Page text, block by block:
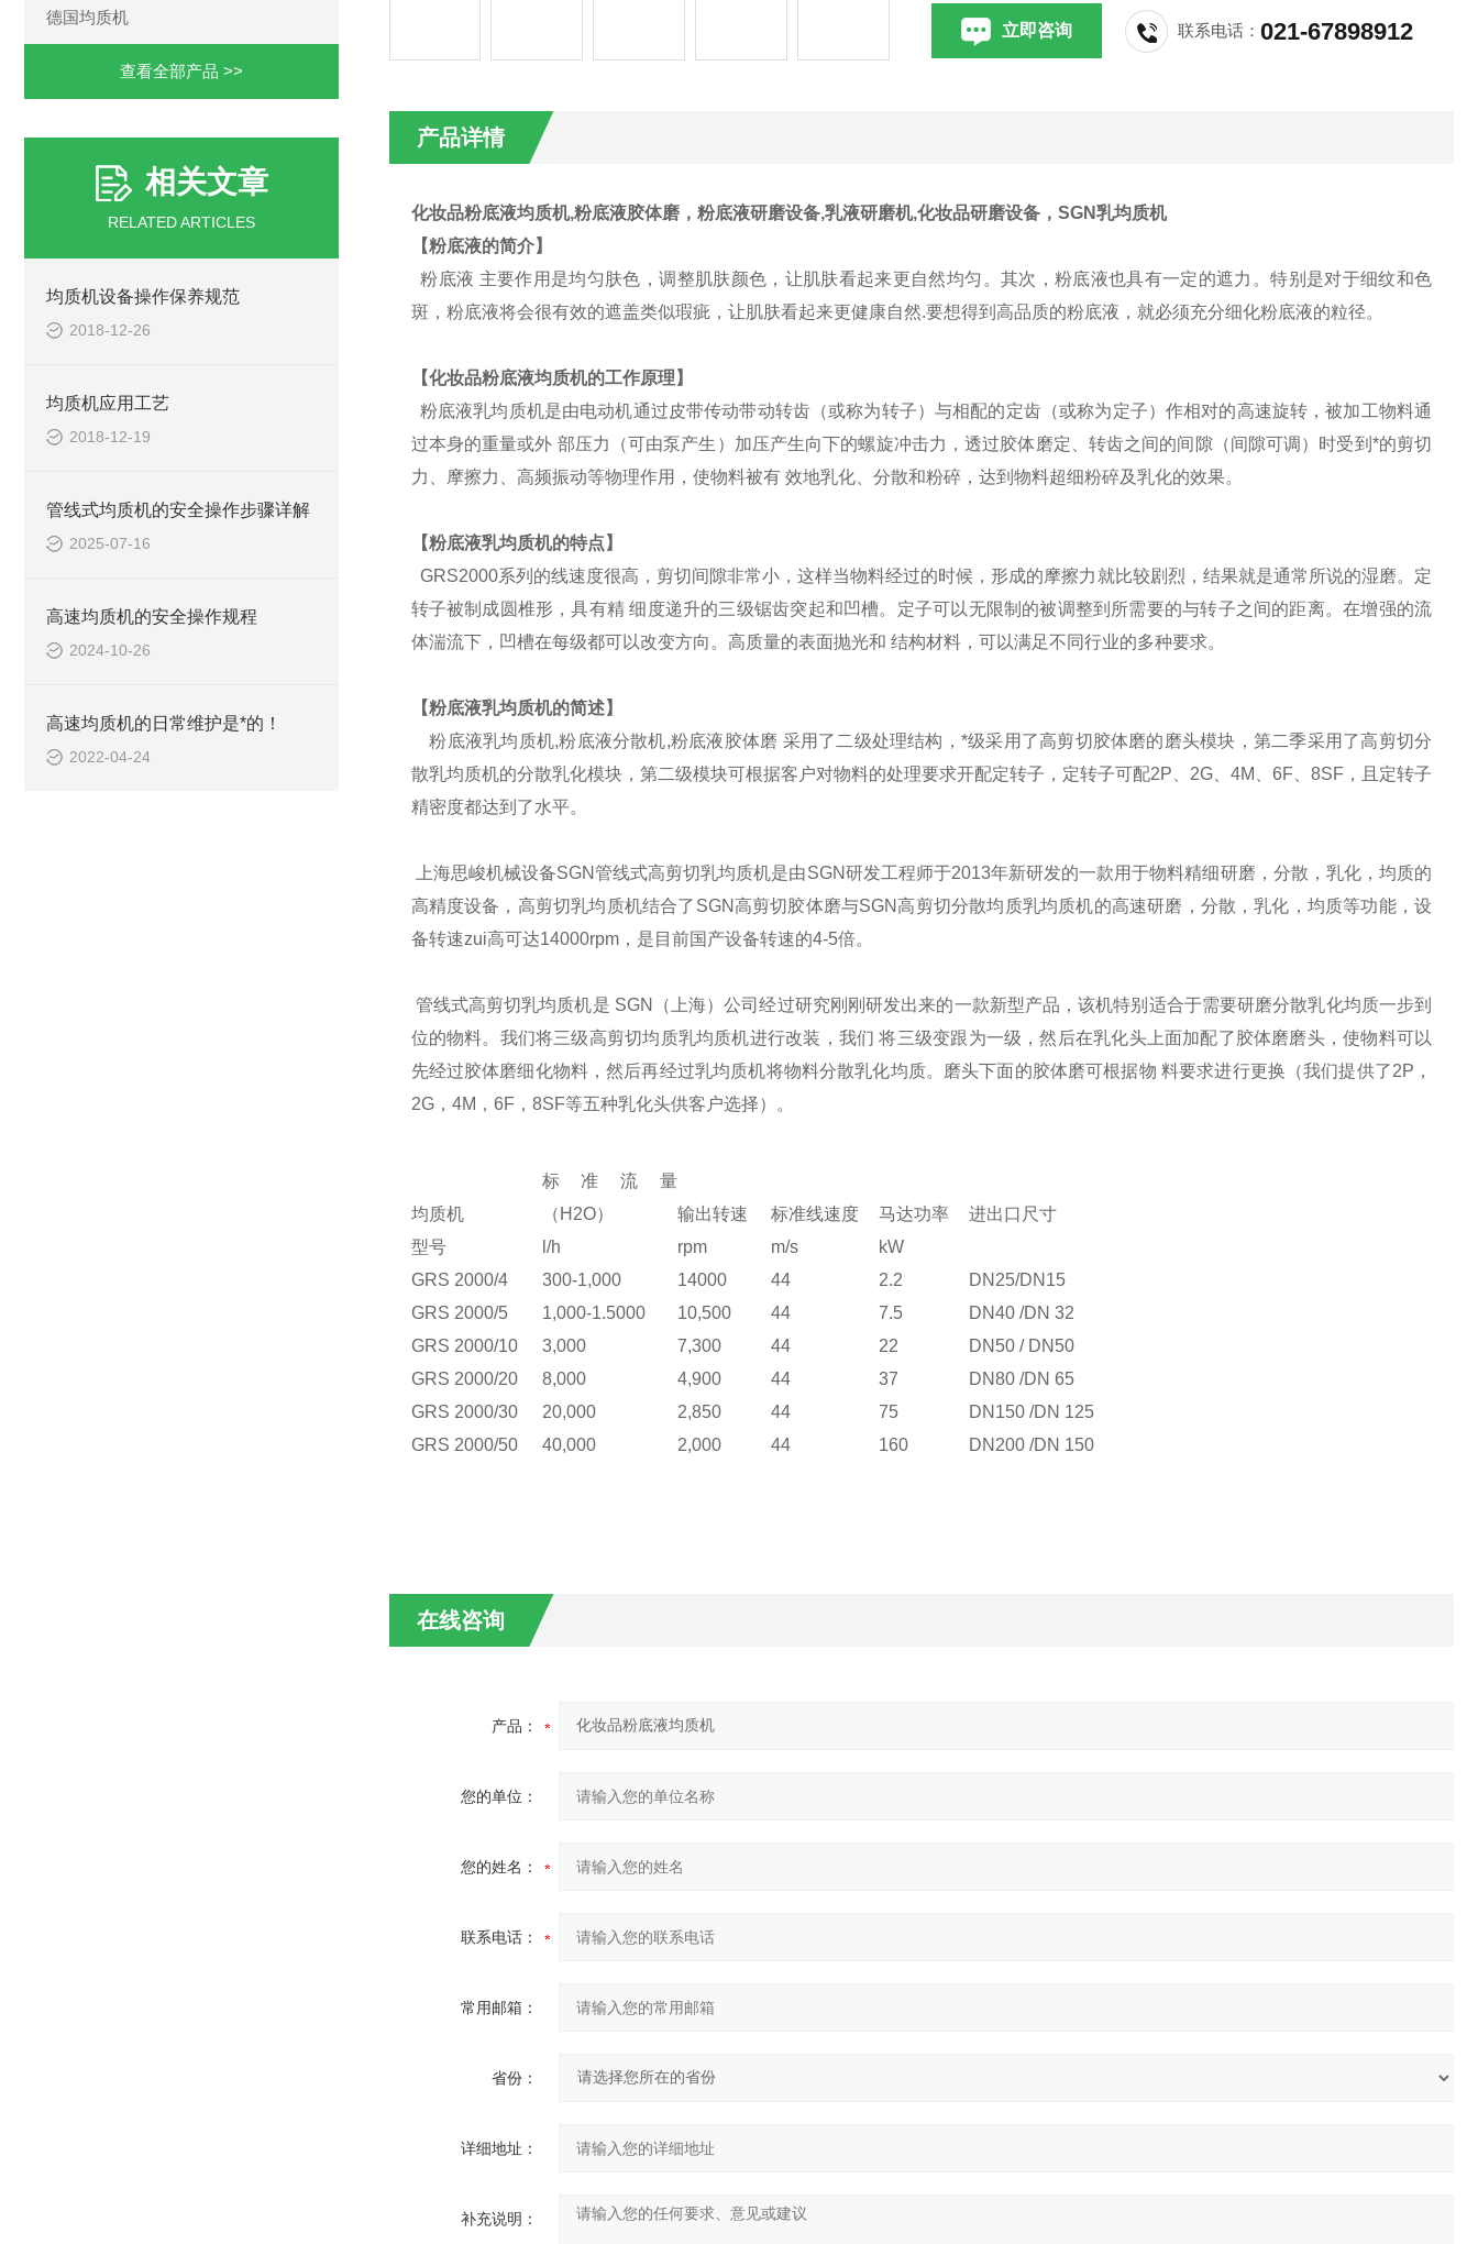
德国均质机
查看全部产品 >>
相关文章
RELATED ARTICLES
均质机设备操作保养规范
2018-12-26
均质机应用工艺
2018-12-19
管线式均质机的安全操作步骤详解
2025-07-16
高速均质机的安全操作规程
2024-10-26
高速均质机的日常维护是*的！
2022-04-24
立即咨询 联系电话：021-67898912
产品详情
化妆品粉底液均质机,粉底液胶体磨，粉底液研磨设备,乳液研磨机,化妆品研磨设备， SGN乳均质机
【粉底液的简介】
粉底液 主要作用是均匀肤色，调整肌肤颜色，让肌肤看起来更自然均匀。其次，粉底液也具有一定的遮力。特别是对于细纹和色
斑，粉底液将会很有效的遮盖类似瑕疵，让肌肤看起来更健康自然.要想得到高品质的粉底液，就必须充分细化粉底液的粒径。
【化妆品粉底液均质机的工作原理】
粉底液乳均质机是由电动机通过皮带传动带动转齿（或称为转子）与相配的定齿（或称为定子）作相对的高速旋转，被加工物料通
过本身的重量或外 部压力（可由泵产生）加压产生向下的螺旋冲击力，透过胶体磨定、转齿之间的间隙（间隙可调）时受到*的剪切
力、摩擦力、高频振动等物理作用，使物料被有 效地乳化、分散和粉碎，达到物料超细粉碎及乳化的效果。
【粉底液乳均质机的特点】
GRS2000系列的线速度很高，剪切间隙非常小，这样当物料经过的时候，形成的摩擦力就比较剧烈，结果就是通常所说的湿磨。定
转子被制成圆椎形，具有精 细度递升的三级锯齿突起和凹槽。定子可以无限制的被调整到所需要的与转子之间的距离。在增强的流
体湍流下，凹槽在每级都可以改变方向。高质量的表面抛光和 结构材料，可以满足不同行业的多种要求。
【粉底液乳均质机的简述】
粉底液乳均质机,粉底液分散机,粉底液胶体磨 采用了二级处理结构，*级采用了高剪切胶体磨的磨头模块，第二季采用了高剪切分
散乳均质机的分散乳化模块，第二级模块可根据客户对物料的处理要求开配定转子，定转子可配2P、2G、4M、6F、8SF，且定转子
精密度都达到了水平。
上海思峻机械设备SGN管线式高剪切乳均质机是由SGN研发工程师于2013年新研发的一款用于物料精细研磨，分散，乳化，均质的
高精度设备，高剪切乳均质机结合了 SGN高剪切胶体磨与SGN高剪切分散均质乳均质机的高速研磨，分散，乳化，均质等功能，设
备转速zui高可达14000rpm，是目前国产设备转速的4-5倍。
管线式高剪切乳均质机是 SGN
（上海）公司经过研究刚刚研发出来的一款新型产品，该机特别适合于需要研磨分散乳化均质一步到
位的物料。我们将三级高剪切均质乳均质机进行改装，我们 将三级变跟为一级，然后在乳化头上面加配了胶体磨磨头，使物料可以
先经过胶体磨细化物料，然后再经过乳均质机将物料分散乳化均质。磨头下面的胶体磨可根据物 料要求进行更换（我们提供了2P，
2G，4M，6F，8SF等五种乳化头供客户选择）。
均质机
标准流量
（H2O）
输出转速 标准线速度 马达功率
进出口尺寸
型号
l/h rpm m/s
kW
GRS 2000/4
300-1,000 14000 44 2.2
DN25/DN15
GRS 2000/5
1,000-1.5000 10,500 44 7.5
DN40 /DN 32
GRS 2000/10
3,000 7,300 44 22
DN50 / DN50
GRS 2000/20
8,000 4,900 44 37
DN80 /DN 65
GRS 2000/30
20,000 2,850 44 75
DN150 /DN 125
GRS 2000/50
40,000 2,000 44 160 DN200 /DN 150
在线咨询
产品：
您的单位：
您的姓名：
联系电话：
常用邮箱：
省份：
详细地址：
补充说明：